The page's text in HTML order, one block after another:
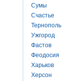
Сумы
Счастье
Тернополь
Ужгород
Фастов
Феодосия
Харьков
Херсон